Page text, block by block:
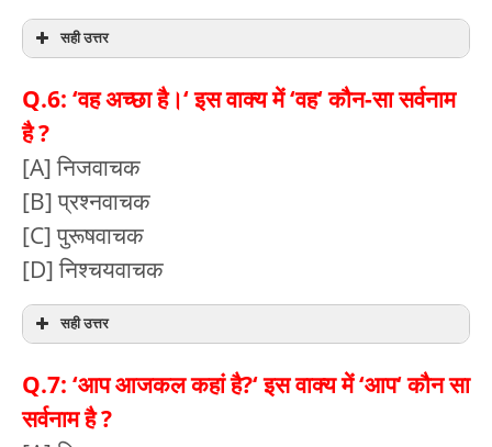
सही उत्तर
Q.6: ‘वह अच्छा है।‘ इस वाक्य में ‘वह‘ कौन-सा सर्वनाम
है ?
[A] निजवाचक
[B] प्रश्नवाचक
[C] पुरूषवाचक
[D] निश्चयवाचक
सही उत्तर
Q.7: ‘आप आजकल कहां है?‘ इस वाक्य में ‘आप‘ कौन सा
सर्वनाम है ?